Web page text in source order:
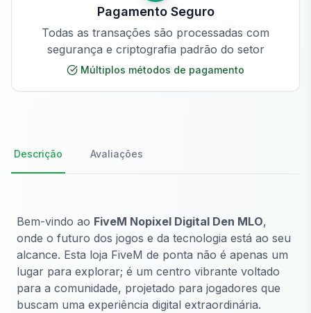
Pagamento Seguro
Todas as transações são processadas com
segurança e criptografia padrão do setor
Múltiplos métodos de pagamento
Descrição Avaliações
Bem-vindo ao FiveM Nopixel Digital Den MLO,
onde o futuro dos jogos e da tecnologia está ao seu
alcance. Esta loja FiveM de ponta não é apenas um
lugar para explorar; é um centro vibrante voltado
para a comunidade, projetado para jogadores que
buscam uma experiência digital extraordinária.